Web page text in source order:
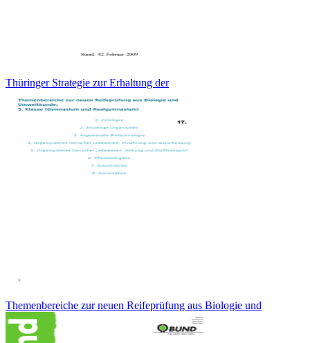
Thüringer Strategie zur Erhaltung der
Themenbereiche zur neuen Reifeprüfung aus Biologie und